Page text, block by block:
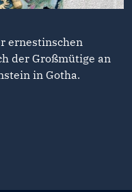
ernestinschen
der Großmütige an
in Gotha.